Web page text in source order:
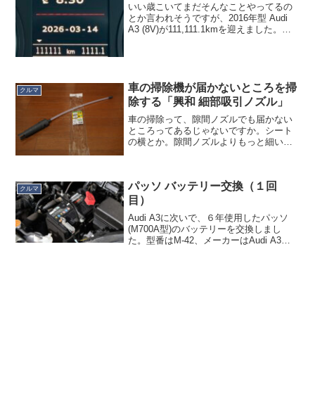
いい歳こいてまだそんなことやってるの
とか言われそうですが、2016年型 Audi
A3 (8V)が111,111.1kmを迎えました。画
クルマ
車の掃除機が届かないところを掃
除する「興和 細部吸引ノズル」
車の掃除って、隙間ノズルでも届かない
ところってあるじゃないですか。シート
の横とか。隙間ノズルよりもっと細いノ
する穴もついています。...
クルマ
パッソ バッテリー交換（１回
目）
Audi A3に次いで、６年使用したパッソ
(M700A型)のバッテリーを交換しまし
た。型番はM-42、メーカーはAudi A3と